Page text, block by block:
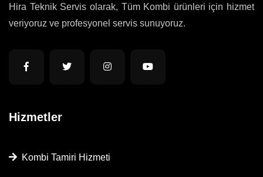
Hira Teknik Servis olarak, Tüm Kombi ürünleri için hizmet
veriyoruz ve profesyonel servis sunuyoruz.
Hizmetler
Kombi Tamiri Hizmeti